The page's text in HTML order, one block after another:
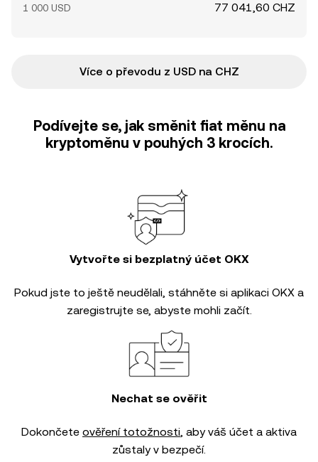
1 000 USD 77 041,60 CHZ
Více o převodu z USD na CHZ
Podívejte se, jak směnit fiat měnu na
kryptoměnu v pouhých 3 krocích.
Vytvořte si bezplatný účet OKX
Pokud jste to ještě neudělali, stáhněte si aplikaci OKX a
zaregistrujte se, abyste mohli začít.
Nechat se ověřit
Dokončete ověření totožnosti, aby váš účet a aktiva
zůstaly v bezpečí.